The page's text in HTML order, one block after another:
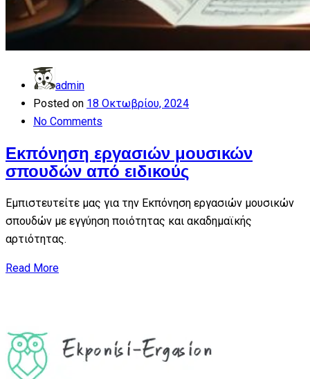
admin
Posted on 18 Οκτωβρίου, 2024
No Comments
Εκπόνηση εργασιών μουσικών
σπουδών από ειδικούς
Εμπιστευτείτε μας για την Εκπόνηση εργασιών μουσικών
σπουδών με εγγύηση ποιότητας και ακαδημαϊκής
αρτιότητας.
Read More